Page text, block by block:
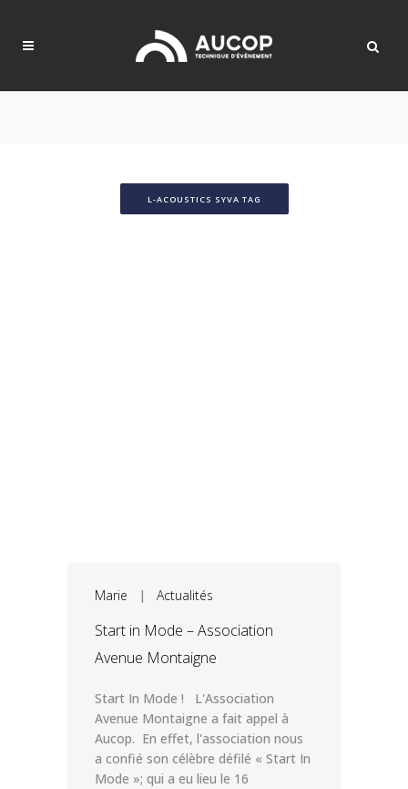
L-ACOUSTICS SYVA TAG
Marie | Actualités
Start in Mode – Association
Avenue Montaigne
Start In Mode ! L'Association
Avenue Montaigne a fait appel à
Aucop. En effet, l'association nous
a confié son célèbre défilé « Start In
Mode »; qui a eu lieu le 16